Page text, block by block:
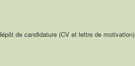
de candidature (CV et lettre de motivation)